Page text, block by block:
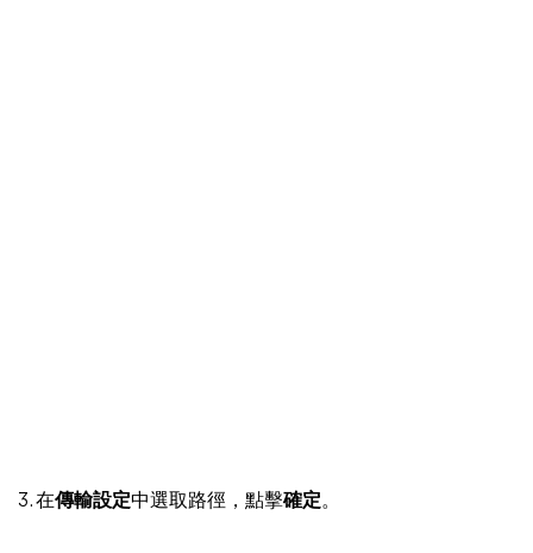
3. 在傳輸設定中選取路徑，點擊確定。